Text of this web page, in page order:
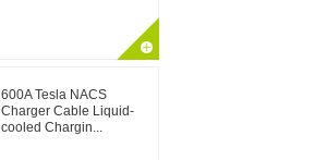
600A Tesla NACS
Charger Cable Liquid-
cooled Chargin...